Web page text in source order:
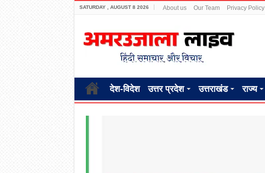
SATURDAY , AUGUST 8 2026 About us Our Team Privacy Policy
देश-विदेश उत्तर प्रदेश उत्तराखंड राज्य